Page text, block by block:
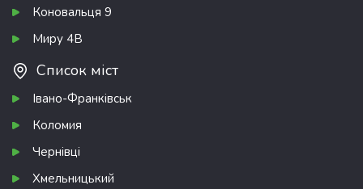
Коновальця 9
Миру 4В
Список міст
Івано-Франківськ
Коломия
Чернівці
Хмельницький